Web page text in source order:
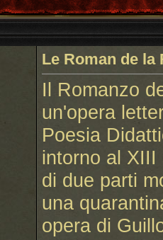
Le Roman de la
Il Romanzo
un'opera
Poesia
intorno al
di due parti
una
opera di